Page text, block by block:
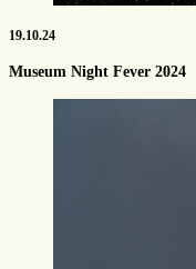
19.10.24
Museum Night Fever 2024